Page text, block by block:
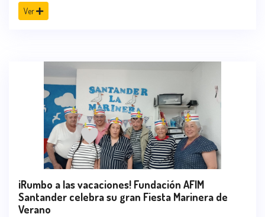
Ver
¡Rumbo a las vacaciones! Fundación AFIM
Santander celebra su gran Fiesta Marinera de
Verano